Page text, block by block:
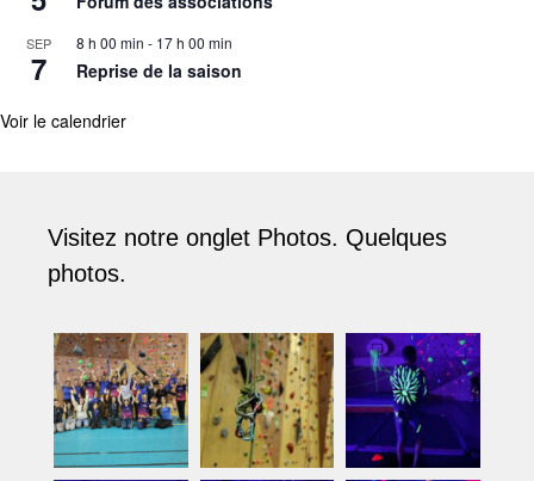
SEP
7
8 h 00 min - 17 h 00 min
Reprise de la saison
Voir le calendrier
Visitez notre onglet Photos. Quelques
photos.